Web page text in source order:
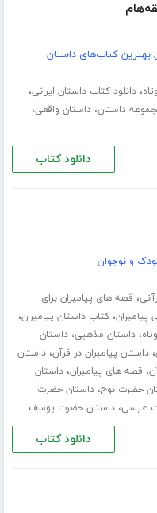
بهترین کتاب‌های داستان
،دانلود کتاب داستان ایرانی،
،داستان واقعی،
دانلود کتاب
و نوجوان
، قصه های پیامبران برای
پیامبران،کتاب داستان پیامبران،
،داستان مذهبی،داستان
،داستان پیامبران در قرآن،داستان
، قصه های پیامبران،داستان
حضرت نوح،داستان حضرت
عیسی،داستان حضرت یوسف
دانلود کتاب